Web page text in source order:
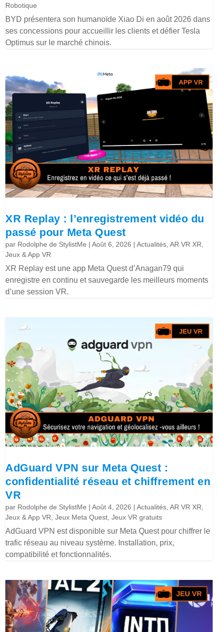
Robotique
BYD présentera son humanoïde Xiao Di en août 2026 dans
ses concessions pour accueillir les clients et défier Tesla
Optimus sur le marché chinois.
XR Replay : l’enregistrement vidéo du
passé pour Meta Quest
par Rodolphe de StylistMe |Août 6, 2026 |Actualités ,AR VR XR
Jeux & App VR
XR Replay est une app Meta Quest d’Anagan79 qui
enregistre en continu et sauvegarde les meilleurs moments
d’une session VR.
AdGuard VPN sur Meta Quest :
confidentialité réseau et chiffrement en
VR
par Rodolphe de StylistMe |Août 4, 2026 |Actualités ,AR VR XR
Jeux & App VR ,Jeux Meta Quest ,Jeux VR gratuits
AdGuard VPN est disponible sur Meta Quest pour chiffrer le
trafic réseau au niveau système. Installation, prix,
compatibilité et fonctionnalités.